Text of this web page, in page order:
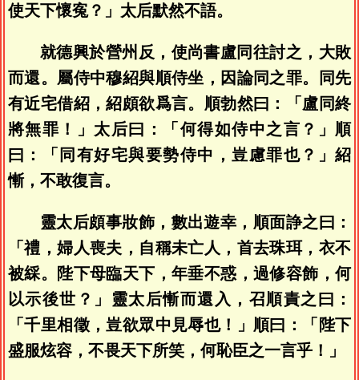
使天下懷寃？」太后默然不語。
就德興於營州反，使尚書盧同往討之，大敗
而還。屬侍中穆紹與順侍坐，因論同之罪。同先
有近宅借紹，紹頗欲爲言。順勃然曰：「盧同終
將無罪！」太后曰：「何得如侍中之言？」順
曰：「同有好宅與要勢侍中，豈慮罪也？」紹
慚，不敢復言。
靈太后頗事妝飾，數出遊幸，順面諍之曰：
「禮，婦人喪夫，自稱未亡人，首去珠珥，衣不
被綵。陛下母臨天下，年垂不惑，過修容飾，何
以示後世？」靈太后慚而還入，召順責之曰：
「千里相徵，豈欲眾中見辱也！」順曰：「陛下
盛服炫容，不畏天下所笑，何恥臣之一言乎！」